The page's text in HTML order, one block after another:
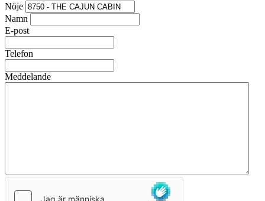
Nöje
Namn
E-post
Telefon
Meddelande